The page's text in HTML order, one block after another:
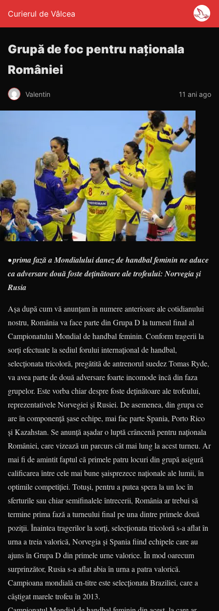
Curierul de Vâlcea
Grupă de foc pentru naționala
României
Valentin 11 ani ago
• prima fază a Mondialului danez de handbal feminin ne aduce
ca adversare două foste deținătoare ale trofeului: Norvegia și
Rusia
Așa după cum vă anunțam în numere anterioare ale cotidianului
nostru, România va face parte din Grupa D la turneul final al
Campio­natului Mondial de handbal feminin. Conform tragerii la
sorți efectuate la sediul forului internațional de hand­bal,
selecționata tricoloră, pregătită de antrenorul suedez Tomas Ryde,
va avea parte de două adversare foarte incomode încă din faza
gru­pelor. Este vorba chiar despre foste deținătoare ale trofeului,
repre­zentativele Norvegiei și Rusiei. De asemenea, din grupa ce
are în componență șase echipe, mai fac parte Spania, Porto Rico
și Kazah­stan. Se anunță așadar o luptă crâncenă pentru naționala
Româ­niei, care vizează un parcurs cât mai lung la acest turneu. Ar
mai fi de amintit faptul că primele patru locuri din grupă asigură
calificarea între cele mai bune șaisprezece naționale ale lumii, în
optimile competiției. Totuși, pentru a putea spera la un loc în
sferturile sau chiar semifinalele întrecerii, România ar trebui să
termine prima fază a turneului final pe una dintre primele două
poziții. Înaintea tragerilor la sorți, selecționata tricoloră s-a aflat în
urna a treia valorică, Norvegia și Spania fiind echipele care au
ajuns în Grupa D din primele urne valo­rice. În mod oarecum
surprinzător, Rusia s-a aflat abia în urna a patra valorică.
Campioana mondială en-titre este selecționata Braziliei, care a
câștigat marele trofeu în 2013.